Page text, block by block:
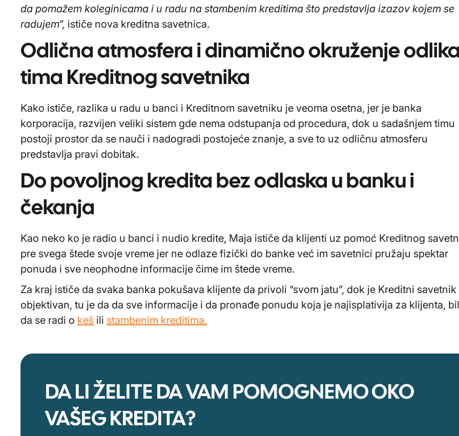
da pomažem koleginicama i u radu na stambenim kreditima što predstavlja izazov kojem se
radujem”, ističe nova kreditna savetnica.
Odlična atmosfera i dinamično okruženje odlika
tima Kreditnog savetnika
Kako ističe, razlika u radu u banci i Kreditnom savetniku je veoma osetna, jer je banka
korporacija, razvijen veliki sistem gde nema odstupanja od procedura, dok u sadašnjem timu
postoji prostor da se nauči i nadogradi postojeće znanje, a sve to uz odličnu atmosferu
predstavlja pravi dobitak.
Do povoljnog kredita bez odlaska u banku i
čekanja
Kao neko ko je radio u banci i nudio kredite, Maja ističe da klijenti uz pomoć Kreditnog
pre svega štede svoje vreme jer ne odlaze fizički do banke već im savetnici pružaju spektar
ponuda i sve neophodne informacije čime im štede vreme.
Za kraj ističe da svaka banka pokušava klijente da privoli “svom jatu”, dok je Kreditni savetnik
objektivan, tu je da da sve informacije i da pronađe ponudu koja je najisplativija za klijenta,
da se radi o keš ili stambenim kreditima.
DA LI ŽELITE DA VAM POMOGNEMO OKO
VAŠEG KREDITA?